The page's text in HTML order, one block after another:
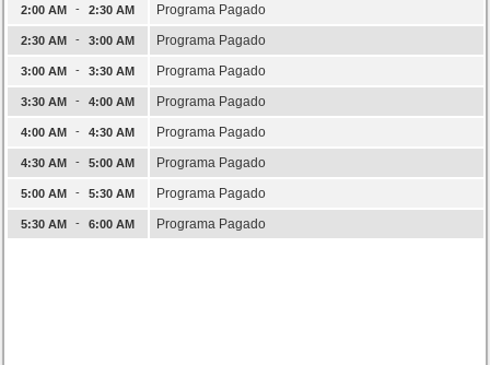
2:00 AM - 2:30 AM Programa Pagado
2:30 AM - 3:00 AM Programa Pagado
3:00 AM - 3:30 AM Programa Pagado
3:30 AM - 4:00 AM Programa Pagado
4:00 AM - 4:30 AM Programa Pagado
4:30 AM - 5:00 AM Programa Pagado
5:00 AM - 5:30 AM Programa Pagado
5:30 AM - 6:00 AM Programa Pagado